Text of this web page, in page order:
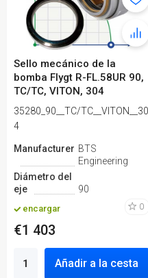
Sello mecánico de la
bomba Flygt R-FL.58UR 90,
TC/TC, VITON, 304
35280_90__TC/TC__VITON__30
4
ManufactureroBTS
Engineering
Diámetro del
eje
90
encargar 0
€1 403
Añadir a la cesta